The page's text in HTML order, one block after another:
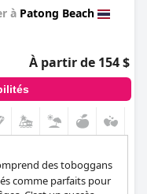
à Patong Beach
À partir de 154 $
des toboggans
comme parfaits pour